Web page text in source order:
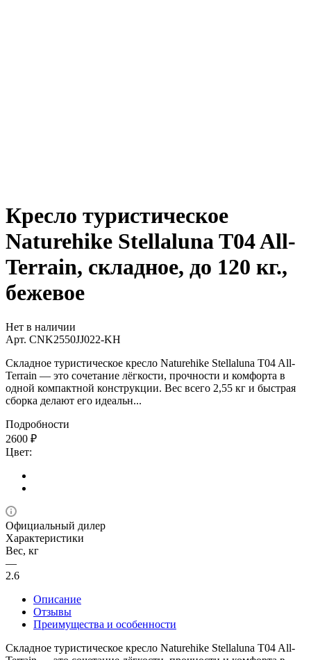
Кресло туристическое
Naturehike Stellaluna T04 All-
Terrain, складное, до 120 кг.,
бежевое
Нет в наличии
Арт. CNK2550JJ022-KH
Складное туристическое кресло Naturehike Stellaluna T04 All-
Terrain — это сочетание лёгкости, прочности и комфорта в
одной компактной конструкции. Вес всего 2,55 кг и быстрая
сборка делают его идеальн...
Подробности
2600 ₽
Цвет:
Официальный дилер
Характеристики
Вес, кг
—
2.6
Описание
Отзывы
Преимущества и особенности
Складное туристическое кресло Naturehike Stellaluna T04 All-